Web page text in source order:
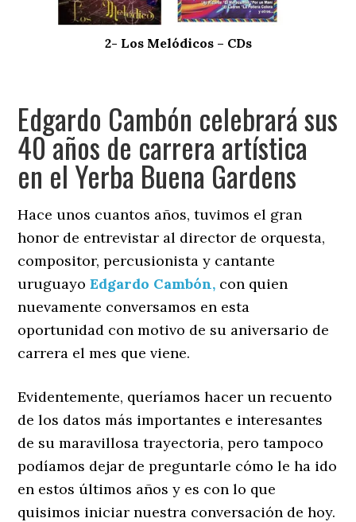
2- Los Melódicos – CDs
Edgardo Cambón celebrará sus
40 años de carrera artística
en el Yerba Buena Gardens
Hace unos cuantos años, tuvimos el gran
honor de entrevistar al director de orquesta,
compositor, percusionista y cantante
uruguayoEdgardo Cambón, con quien
nuevamente conversamos en esta
oportunidad con motivo de su aniversario de
carrera el mes que viene.
Evidentemente, queríamos hacer un recuento
de los datos más importantes e interesantes
de su maravillosa trayectoria, pero tampoco
podíamos dejar de preguntarle cómo le ha ido
en estos últimos años y es con lo que
quisimos iniciar nuestra conversación de hoy.